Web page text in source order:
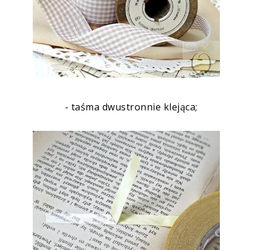
- taśma dwustronnie klejąca;